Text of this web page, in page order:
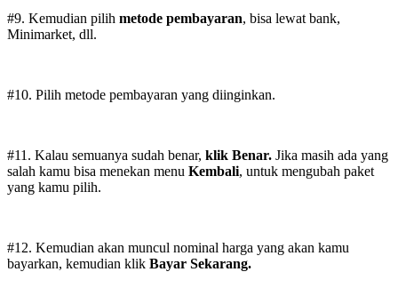
#9. Kemudian pilih metode pembayaran, bisa lewat bank,
Minimarket, dll.
#10. Pilih metode pembayaran yang diinginkan.
#11. Kalau semuanya sudah benar, klik Benar. Jika masih ada yang
salah kamu bisa menekan menu Kembali, untuk mengubah paket
yang kamu pilih.
#12. Kemudian akan muncul nominal harga yang akan kamu
bayarkan, kemudian klik Bayar Sekarang.